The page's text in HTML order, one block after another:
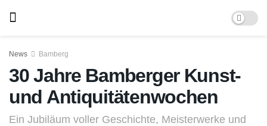
News Bamberg
30 Jahre Bamberger Kunst-
und Antiquitätenwochen
Ein Jubiläum voller Geschichte, Meisterwerke und